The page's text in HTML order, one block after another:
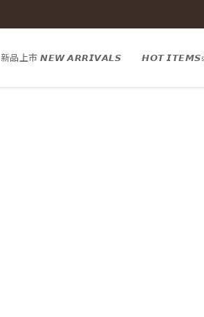
新品上市 𝙉𝙀𝙒 𝘼𝙍𝙍𝙄𝙑𝘼𝙇𝙎 𝙃𝙊𝙏 𝙄𝙏𝙀𝙈𝙎